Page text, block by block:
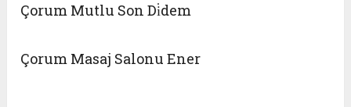
Çorum Mutlu Son Di̇dem
Çorum Masaj Salonu Ener